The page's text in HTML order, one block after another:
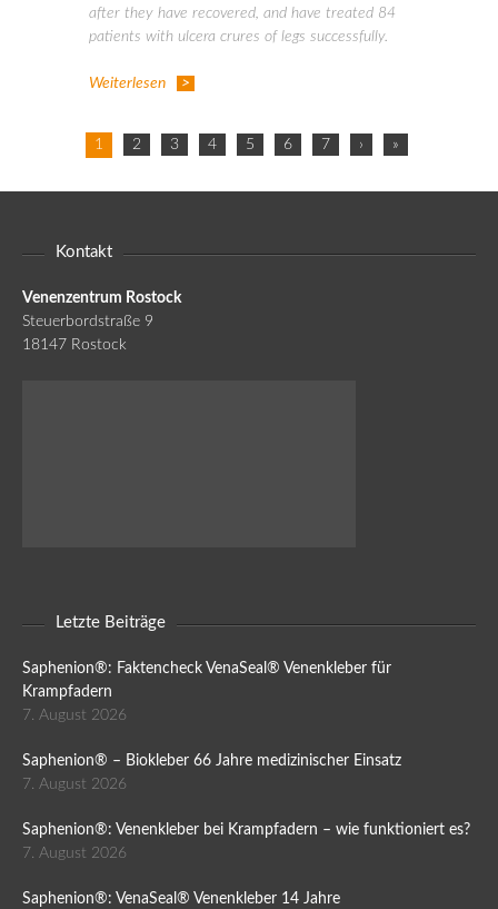
after they have recovered, and have treated 84
patients with ulcera crures of legs successfully.
Weiterlesen
1 2 3 4 5 6 7 › »
Kontakt
Venenzentrum Rostock
Steuerbordstraße 9
18147 Rostock
Letzte Beiträge
Saphenion®: Faktencheck VenaSeal® Venenkleber für
Krampfadern
7. August 2026
Saphenion® – Biokleber 66 Jahre medizinischer Einsatz
7. August 2026
Saphenion®: Venenkleber bei Krampfadern – wie funktioniert es?
7. August 2026
Saphenion®: VenaSeal® Venenkleber 14 Jahre